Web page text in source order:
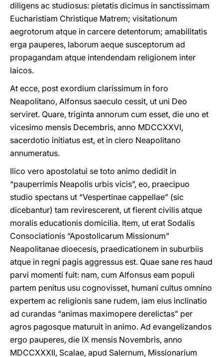
diligens ac studiosus: pietatis dicimus in sanctissimam
Eucharistiam Christique Matrem; visitationum
aegrotorum atque in carcere detentorum; amabilitatis
erga pauperes, laborum aeque susceptorum ad
propagandam atque intendendam religionem inter
laicos.
At ecce, post exordium clarissimum in foro
Neapolitano, Alfonsus saeculo cessit, ut uni Deo
serviret. Quare, triginta annorum cum esset, die uno et
vicesimo mensis Decembris, anno MDCCXXVI,
sacerdotio initiatus est, et in clero Neapolitano
annumeratus.
Ilico vero apostolatui se toto animo dedidit in
“pauperrimis Neapolis urbis vicis”, eo, praecipuo
studio spectans ut “Vespertinae cappellae” (sic
dicebantur) tam revirescerent, ut fierent civilis atque
moralis educationis domicilia. Item, ut erat Sodalis
Consociationis “Apostolicarum Missionum”
Neapolitanae dioecesis, praedicationem in suburbiis
atque in regni pagis aggressus est. Quae sane res haud
parvi momenti fuit: nam, cum Alfonsus eam populi
partem penitus usu cognovisset, humani cultus omnino
expertem ac religionis sane rudem, iam eius inclinatio
ad curandas “animas maximopere derelictas” per
agros pagosque maturuit in animo. Ad evangelizandos
ergo pauperes, die IX mensis Novembris, anno
MDCCXXXII, Scalae, apud Salernum, Missionarium